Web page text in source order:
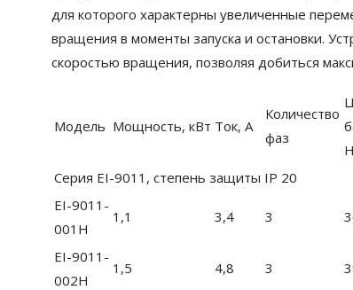
для которого характерны увеличенные
вращения в моменты запуска и остановки.
скоростью вращения, позволяя добиться
Модель Мощность, кВт Ток, А
Количество
фаз
Серия EI-9011, степень защиты IP 20
EI-9011-
001H
1,1 3,4 3
EI-9011-
002H
1,5 4,8 3